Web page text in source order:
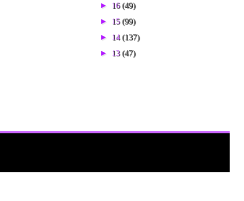
► 16(49)
► 15(99)
► 14(137)
► 13(47)